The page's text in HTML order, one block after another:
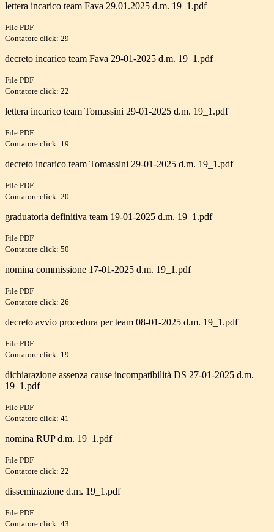
lettera incarico team Fava 29.01.2025 d.m. 19_1.pdf
File PDF
Contatore click: 29
decreto incarico team Fava 29-01-2025 d.m. 19_1.pdf
File PDF
Contatore click: 22
lettera incarico team Tomassini 29-01-2025 d.m. 19_1.pdf
File PDF
Contatore click: 19
decreto incarico team Tomassini 29-01-2025 d.m. 19_1.pdf
File PDF
Contatore click: 20
graduatoria definitiva team 19-01-2025 d.m. 19_1.pdf
File PDF
Contatore click: 50
nomina commissione 17-01-2025 d.m. 19_1.pdf
File PDF
Contatore click: 26
decreto avvio procedura per team 08-01-2025 d.m. 19_1.pdf
File PDF
Contatore click: 19
dichiarazione assenza cause incompatibilità DS 27-01-2025 d.m.
19_1.pdf
File PDF
Contatore click: 41
nomina RUP d.m. 19_1.pdf
File PDF
Contatore click: 22
disseminazione d.m. 19_1.pdf
File PDF
Contatore click: 43